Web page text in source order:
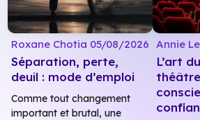
Roxane Chotia 05/08/2026
Séparation, perte,
deuil : mode d’emploi
Comme tout changement
important et brutal, une
Annie
L’art